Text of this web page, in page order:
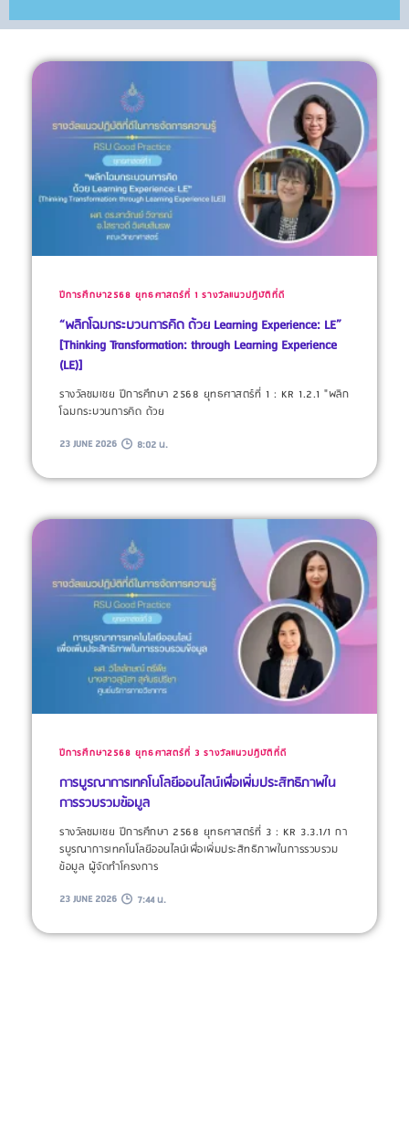
ปีการศึกษา2568 ยุทธศาสตร์ที่ 1 รางวัลแนวปฏิบัติที่ดี
“พลิกโฉมกระบวนการคิด ด้วย Learning Experience: LE”
[Thinking Transformation: through Learning Experience
(LE)]
รางวัลชมเชย ปีการศึกษา 2568 ยุทธศาสตร์ที่ 1 : KR 1.2.1 "พลิก
โฉมกระบวนการคิด ด้วย
23 JUNE 2026 8:02 น.
ปีการศึกษา2568 ยุทธศาสตร์ที่ 3 รางวัลแนวปฏิบัติที่ดี
การบูรณาการเทคโนโลยีออนไลน์เพื่อเพิ่มประสิทธิภาพใน
การรวบรวมข้อมูล
รางวัลชมเชย ปีการศึกษา 2568 ยุทธศาสตร์ที่ 3 : KR 3.3.1/1 กา
รบูรณาการเทคโนโลยีออนไลน์เพื่อเพิ่มประสิทธิภาพในการรวบรวม
ข้อมูล ผู้จัดทำโครงการ​
23 JUNE 2026 7:44 น.